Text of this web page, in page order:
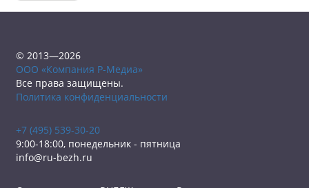
© 2013—2026
ООО «Компания Р-Медиа»
Все права защищены.
Политика конфиденциальности
+7 (495) 539-30-20
9:00-18:00, понедельник - пятница
info@ru-bezh.ru